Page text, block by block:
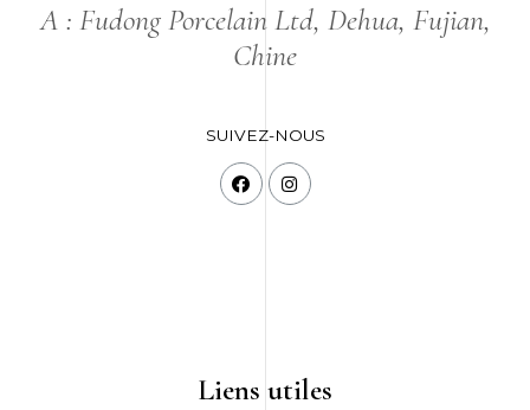
A : Fudong Porcelain Ltd, Dehua, Fujian,
Chine
SUIVEZ-NOUS
Liens utiles